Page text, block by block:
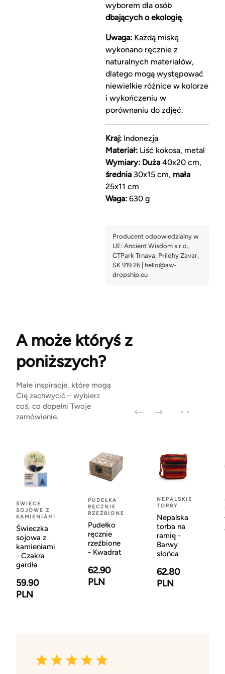
wyborem dla osób
dbających o ekologię.
Uwaga:Każdą miskę
wykonano ręcznie z
naturalnych materiałów,
dlatego mogą występować
niewielkie różnice w kolorze
i wykończeniu w
porównaniu do zdjęć.
Kraj:Indonezja
Materiał:Liść kokosa, metal
Wymiary: Duża40x20 cm,
średnia30x15 cm, mała
25x11 cm
Waga:630 g
A może któryś z
poniższych?
Małe inspiracje, które mogą
Cię zachwycić – wybierz
coś, co dopełni Twoje
zamówienie.
ŚWIECE
SOJOWE Z
KAMIENIAMI
Świeczka
sojowa z
kamieniami
- Czakra
gardła
59.90
PLN
PUDEŁKA
RĘCZNIE
RZEŹBIONE
Pudełko
ręcznie
rzeźbione
- Kwadrat
62.90
PLN
NEPALSKIE
TORBY
Nepalska
torba na
ramię -
Barwy
słońca
62.80
PLN